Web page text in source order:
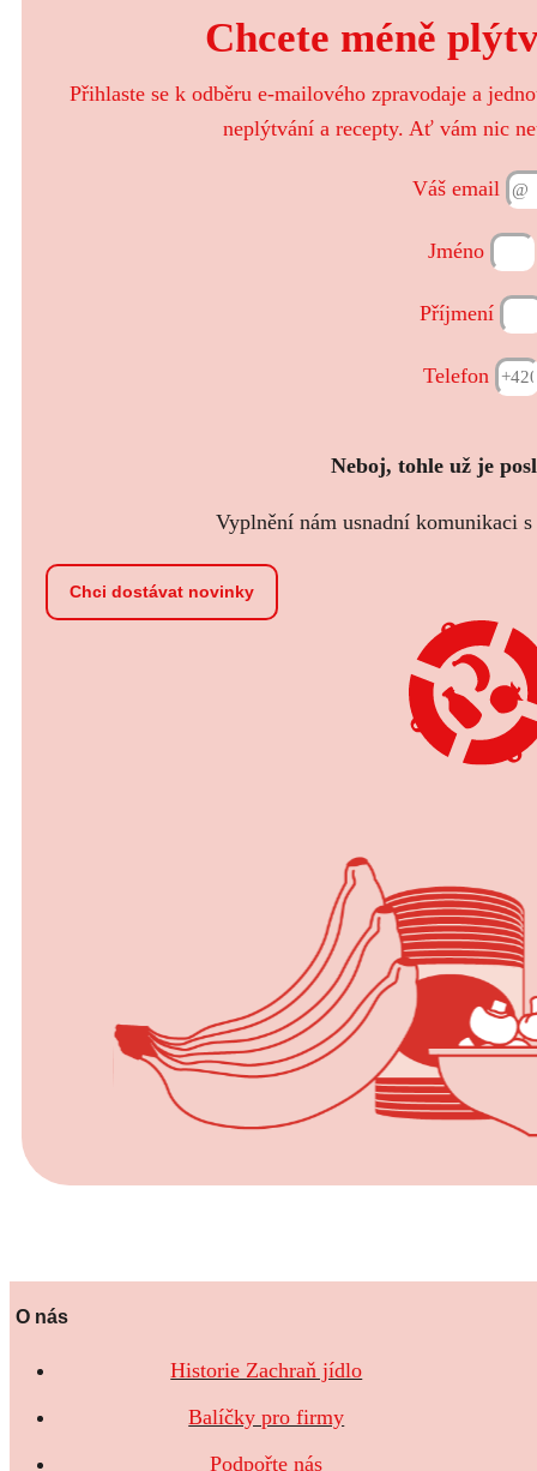
Chcete méně
Přihlaste se k odběru e-mailového zpravodaje a
neplýtvání a recepty. Ať vám nic
Váš email
Jméno
Příjmení
Telefon
Neboj, tohle už je
Vyplnění nám usnadní komunikaci
Chci dostávat novinky
O nás
Historie Zachraň jídlo
Balíčky pro firmy
Podpořte nás